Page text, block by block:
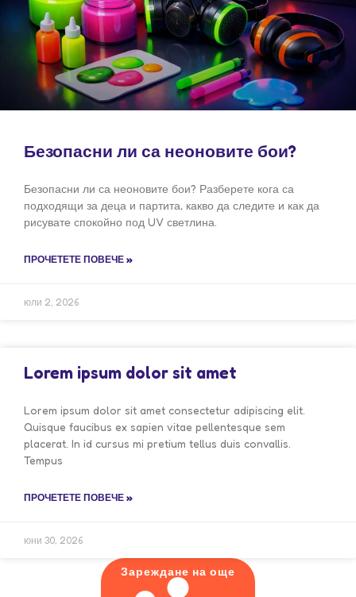
Безопасни ли са неоновите бои?
Безопасни ли са неоновите бои? Разберете кога са
подходящи за деца и партита, какво да следите и как да
рисувате спокойно под UV светлина.
ПРОЧЕТЕТЕ ПОВЕЧЕ »
юли 2, 2026
Lorem ipsum dolor sit amet
Lorem ipsum dolor sit amet consectetur adipiscing elit.
Quisque faucibus ex sapien vitae pellentesque sem
placerat. In id cursus mi pretium tellus duis convallis.
Tempus
ПРОЧЕТЕТЕ ПОВЕЧЕ »
юни 30, 2026
Зареждане на още